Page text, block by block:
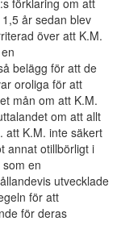
förklaring om att
år sedan blev
över att K.M.
belägg för att de
oroliga för att
mån om att K.M.
om att allt
att K.M. inte säkert
annat otillbörligt i
en
utvecklade
för att
för deras